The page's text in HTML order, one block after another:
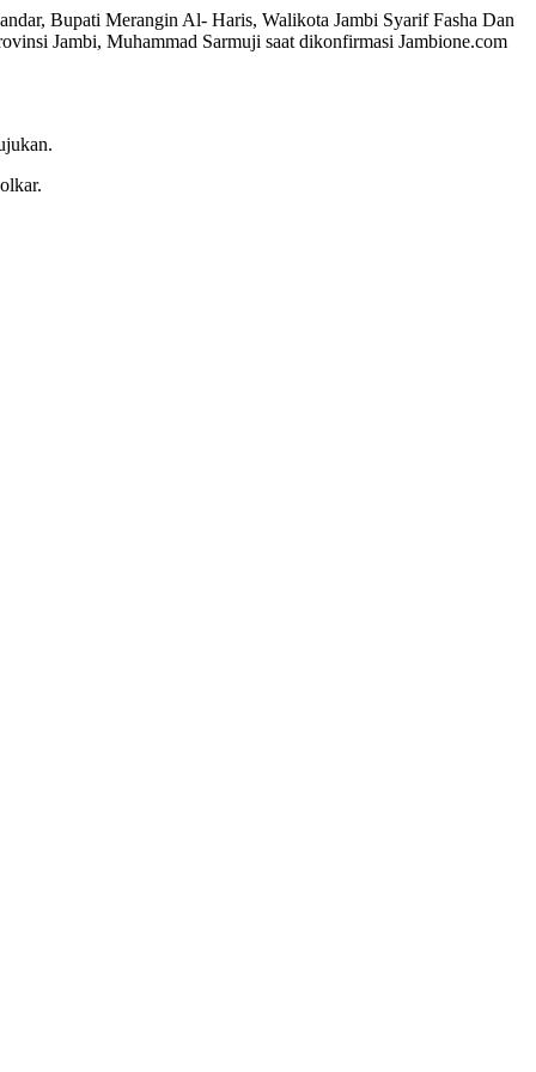
Bupati Merangin Al- Haris, Walikota Jambi Syarif Fasha Dan
Jambi, Muhammad Sarmuji saat dikonfirmasi Jambione.com